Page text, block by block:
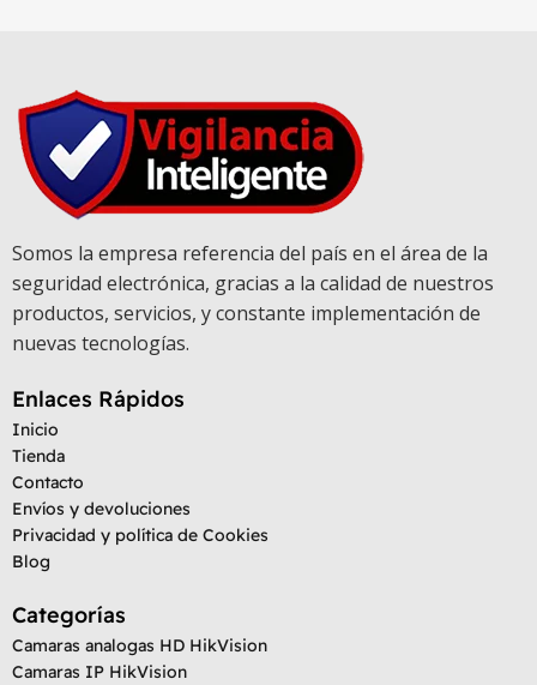
Somos la empresa referencia del país en el área de la
seguridad electrónica, gracias a la calidad de nuestros
productos, servicios, y constante implementación de
nuevas tecnologías.
Enlaces Rápidos
Inicio
Tienda
Contacto
Envíos y devoluciones
Privacidad y política de Cookies
Blog
Categorías
Camaras analogas HD HikVision
Camaras IP HikVision